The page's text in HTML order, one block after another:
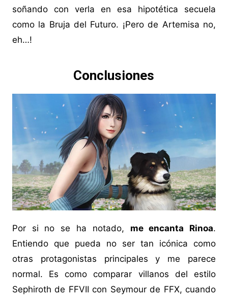
soñando con verla en esa hipotética secuela
como la Bruja del Futuro. ¡Pero de Artemisa no,
eh…!
Conclusiones
Por si no se ha notado, me encanta Rinoa.
Entiendo que pueda no ser tan icónica como
otras protagonistas principales y me parece
normal. Es como comparar villanos del estilo
Sephiroth de FFVII con Seymour de FFX, cuando